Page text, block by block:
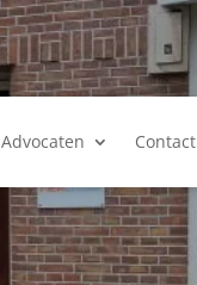
Advocaten Contact